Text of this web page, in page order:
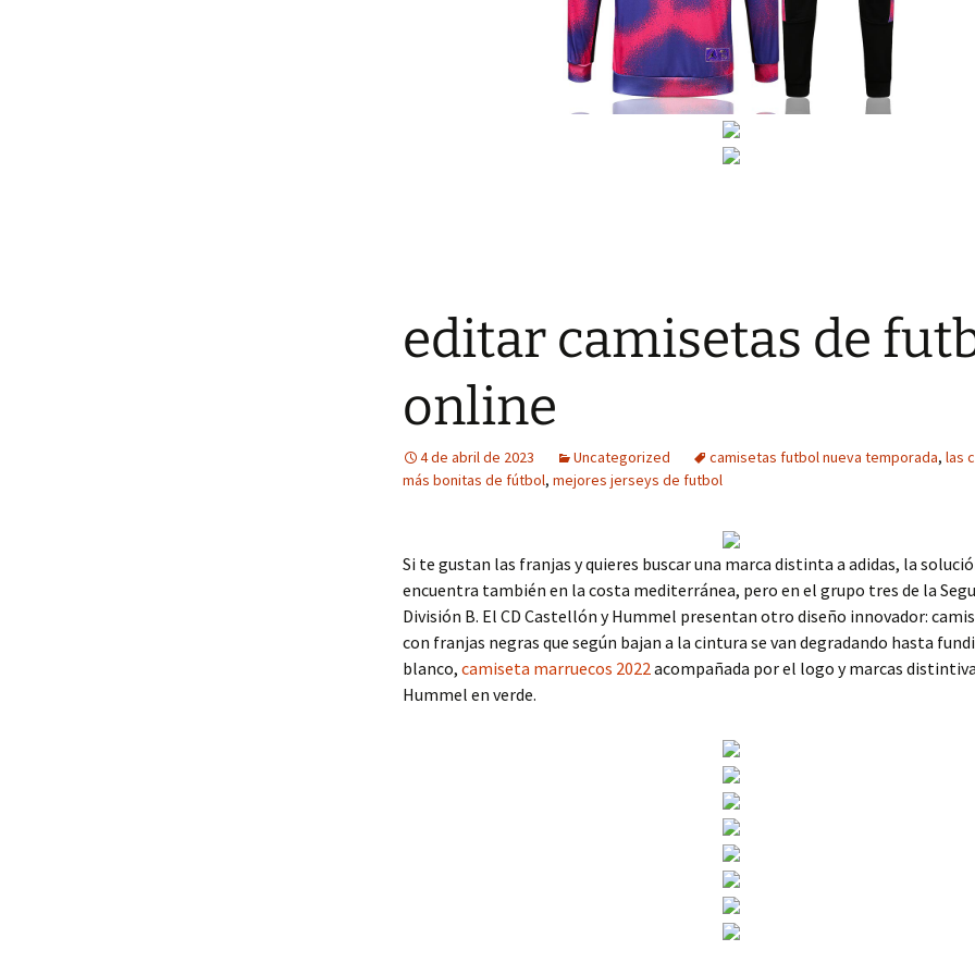
editar camisetas de
online
4 de abril de 2023 Uncategorized camisetas futbol nueva temporada, las
más bonitas de fútbol, mejores jerseys de futbol
Si te gustan las franjas y quieres buscar una marca distinta a adidas, la
encuentra también en la costa mediterránea, pero en el grupo tres de la
División B. El CD Castellón y Hummel presentan otro diseño innovador:
con franjas negras que según bajan a la cintura se van degradando hasta
blanco, camiseta marruecos 2022acompañada por el logo y marcas
Hummel en verde.